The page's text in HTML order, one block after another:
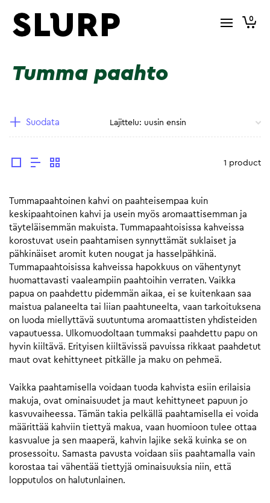
0
Tumma paahto
Suodata
1 product
Tummapaahtoinen kahvi on paahteisempaa kuin
keskipaahtoinen kahvi ja usein myös aromaattisemman ja
täyteläisemmän makuista. Tummapaahtoisissa kahveissa
korostuvat usein paahtamisen synnyttämät suklaiset ja
pähkinäiset aromit kuten nougat ja hasselpähkinä.
Tummapaahtoisissa kahveissa hapokkuus on vähentynyt
huomattavasti vaaleampiin paahtoihin verraten. Vaikka
papua on paahdettu pidemmän aikaa, ei se kuitenkaan saa
maistua palaneelta tai liian paahtuneelta, vaan tarkoituksena
on luoda miellyttävä suutuntuma aromaattisten yhdisteiden
vapautuessa. Ulkomuodoltaan tummaksi paahdettu papu on
hyvin kiiltävä. Erityisen kiiltävissä pavuissa rikkaat paahdetut
maut ovat kehittyneet pitkälle ja maku on pehmeä.
Vaikka paahtamisella voidaan tuoda kahvista esiin erilaisia
makuja, ovat ominaisuudet ja maut kehittyneet papuun jo
kasvuvaiheessa. Tämän takia pelkällä paahtamisella ei voida
määrittää kahviin tiettyä makua, vaan huomioon tulee ottaa
kasvualue ja sen maaperä, kahvin lajike sekä kuinka se on
prosessoitu. Samasta pavusta voidaan siis paahtamalla vain
korostaa tai vähentää tiettyjä ominaisuuksia niin, että
lopputulos on halutunlainen.